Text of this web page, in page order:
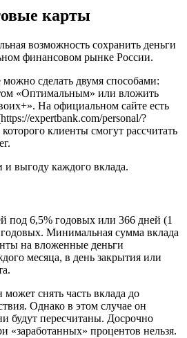
карты
возможность сохранить деньги
финансовом рынке России.
сделать двумя способами:
«Оптимальным» или вложить
На официальном сайте есть
expertbank.com/personal/?
клиенты смогут рассчитать
и выгоду каждого вклада.
под 6,5% годовых или 366 дней (1
Минимальная сумма вклада
на вложенные деньги
месяца, в день закрытия или
снять часть вклада до
Однако в этом случае он
будут пересчитаны. Досрочно
«заработанных» процентов нельзя.